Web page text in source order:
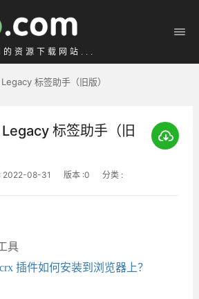
的资源下载网站...
标签助手（旧版）
标签助手（旧
2022-08-31 版本 :0 分类 :
具
插件如何安装到浏览器上？